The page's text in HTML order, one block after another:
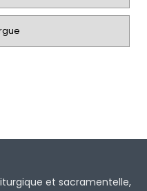
et sacramentelle,